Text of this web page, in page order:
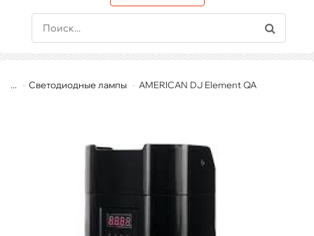
... Светодиодные лампы AMERICAN DJ Element QA